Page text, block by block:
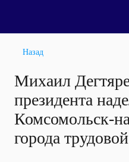
Назад
Михаил
президента
Комсомольск-
города